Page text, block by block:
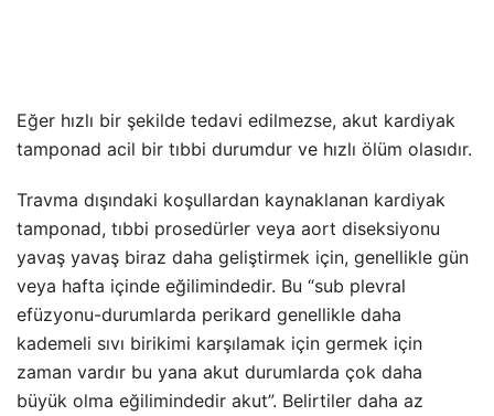
Eğer hızlı bir şekilde tedavi edilmezse, akut kardiyak
tamponad acil bir tıbbi durumdur ve hızlı ölüm olasıdır.
Travma dışındaki koşullardan kaynaklanan kardiyak
tamponad, tıbbi prosedürler veya aort diseksiyonu
yavaş yavaş biraz daha geliştirmek için, genellikle gün
veya hafta içinde eğilimindedir. Bu “sub plevral
efüzyonu-durumlarda perikard genellikle daha
kademeli sıvı birikimi karşılamak için germek için
zaman vardır bu yana akut durumlarda çok daha
büyük olma eğilimindedir akut”. Belirtiler daha az